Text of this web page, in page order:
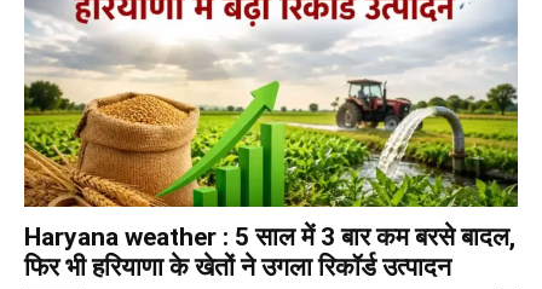
Haryana weather : 5 साल में 3 बार कम बरसे बादल,
फिर भी हरियाणा के खेतों ने उगला रिकॉर्ड उत्पादन